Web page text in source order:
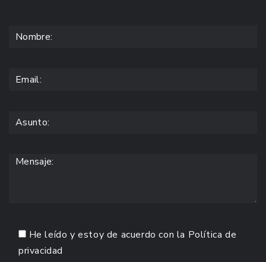
He leído y estoy de acuerdo con la Política de
privacidad